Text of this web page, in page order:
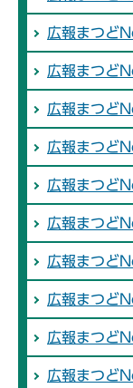
広報まつど
広報まつど
広報まつ
広報まつ
広報まつど
広報まつど
広報まつ
広報まつど
広報まつ
広報まつ